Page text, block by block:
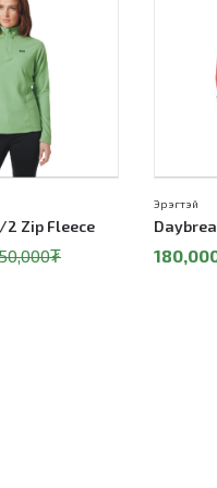
2 Zip Fleece
₮
Эрэгтэй